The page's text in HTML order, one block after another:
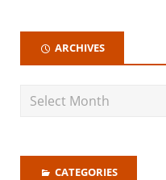
ARCHIVES
CATEGORIES